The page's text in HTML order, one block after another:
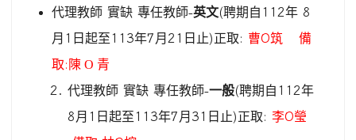
代理教師 實缺 專任教師-英文(聘期自 112年 8
月 1 日起至113年7 月 21 日止)正取: 曹O筑 備
取: 陳 O 青
代理教師 實缺 專任教師-一般(聘期自 112年
8 月 1 日起至113年7 月 31 日止)正取: 李O瑩